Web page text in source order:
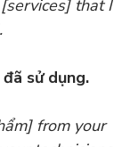
that I
sử dụng.
from your